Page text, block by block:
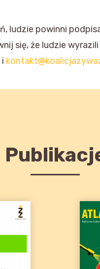
ludzie powinni
się, że ludzie
i